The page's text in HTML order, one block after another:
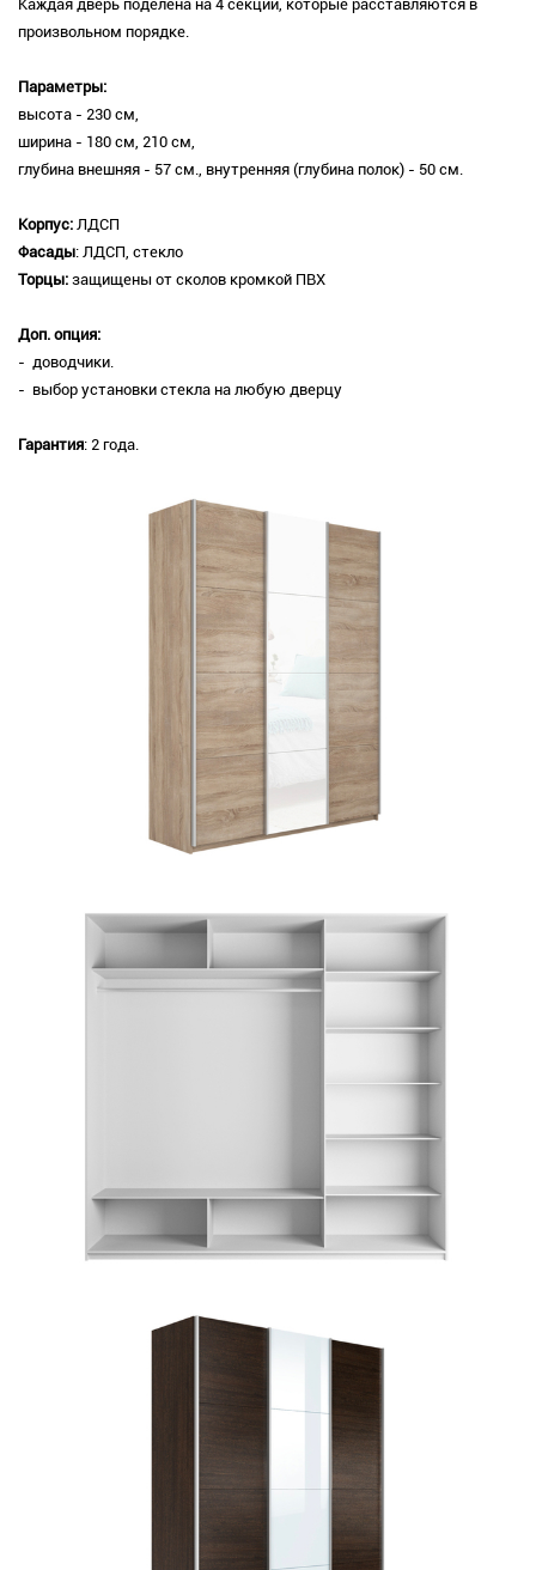
Каждая дверь поделена на 4 секции, которые расставляются в
произвольном порядке.
Параметры:
высота - 230 см,
ширина - 180 см, 210 см,
глубина внешняя - 57 см., внутренняя (глубина полок) - 50 см.
Корпус: ЛДСП
Фасады: ЛДСП, стекло
Торцы: защищены от сколов кромкой ПВХ
Доп. опция:
- доводчики.
- выбор установки стекла на любую дверцу
Гарантия: 2 года.